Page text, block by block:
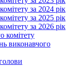
за 2024 рік
за 2025 рік
за 2026 рік
комітету
виконавчого